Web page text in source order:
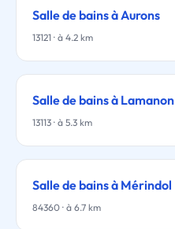
Salle de bains à Aurons
13121 · à 4.2 km
Salle de bains à Lamanon
13113 · à 5.3 km
Salle de bains à Mérindol
84360 · à 6.7 km